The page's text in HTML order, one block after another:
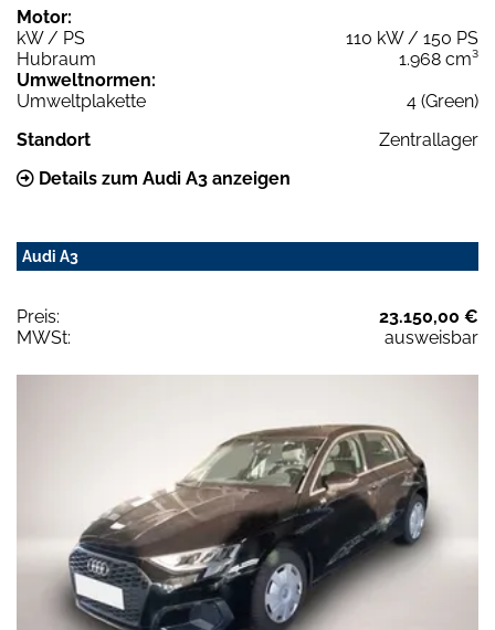
Motor:
kW / PS
110 kW / 150 PS
Hubraum
1.968 cm³
Umweltnormen:
Umweltplakette
4 (Green)
Standort
Zentrallager
Details zum Audi A3 anzeigen
Audi A3
Preis:
23.150,00 €
MWSt:
ausweisbar